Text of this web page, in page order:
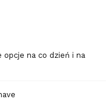
opcje na co dzień i na